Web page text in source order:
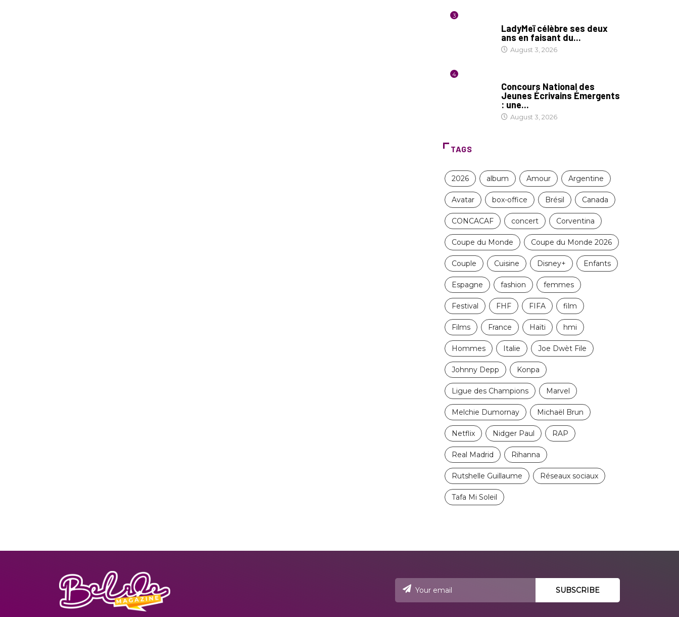
3
LadyMeï célèbre ses deux
ans en faisant du...
August 3, 2026
4
Concours National des
Jeunes Écrivains Émergents
: une...
August 3, 2026
TAGS
2026 album Amour Argentine
Avatar box-office Brésil Canada
CONCACAF concert Corventina
Coupe du Monde Coupe du Monde 2026
Couple Cuisine Disney+ Enfants
Espagne fashion femmes
Festival FHF FIFA film
Films France Haïti hmi
Hommes Italie Joe Dwèt File
Johnny Depp Konpa
Ligue des Champions Marvel
Melchie Dumornay Michaël Brun
Netflix Nidger Paul RAP
Real Madrid Rihanna
Rutshelle Guillaume Réseaux sociaux
Tafa Mi Soleil